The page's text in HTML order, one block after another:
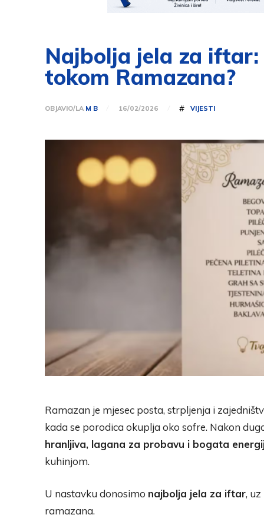
Najbolja jela za
tokom Ramazana?
OBJAVIO/LA M B 16/02/2026 # VIJESTI
Ramazan je mjesec posta, strpljenja i
kada se porodica okuplja oko sofre. Nakon
hranljiva, lagana za probavu i bogata
kuhinjom.
U nastavku donosimo najbolja jela za iftar,
ramazana.